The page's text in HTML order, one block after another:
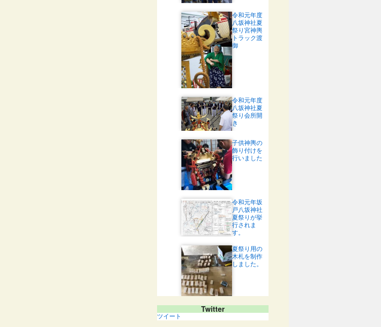
令和元年度
八坂神社夏
祭り宮神輿
トラック渡
御
令和元年度
八坂神社夏
祭り会所開
き
子供神輿の
飾り付けを
行いました
令和元年坂
戸八坂神社
夏祭りが挙
行されま
す。
夏祭り用の
木札を制作
しました。
Twitter
ツイート